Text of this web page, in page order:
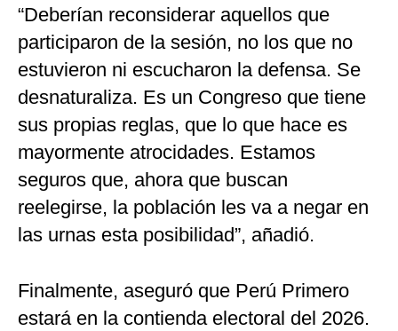
“Deberían reconsiderar aquellos que
participaron de la sesión, no los que no
estuvieron ni escucharon la defensa. Se
desnaturaliza. Es un Congreso que tiene
sus propias reglas, que lo que hace es
mayormente atrocidades. Estamos
seguros que, ahora que buscan
reelegirse, la población les va a negar en
las urnas esta posibilidad”, añadió.
Finalmente, aseguró que Perú Primero
estará en la contienda electoral del 2026.